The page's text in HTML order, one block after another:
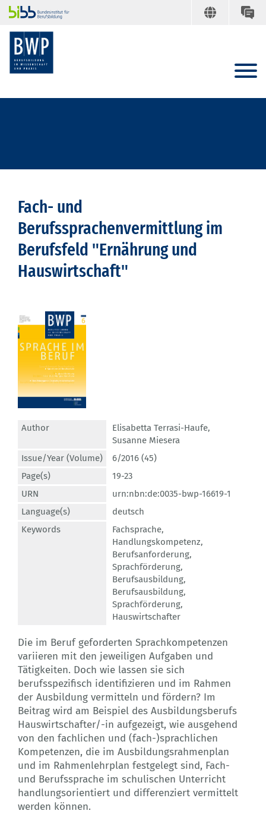
Fach- und
Berufssprachenvermittlung im
Berufsfeld "Ernährung und
Hauswirtschaft"
Author Elisabetta Terrasi-Haufe,
Susanne Miesera
Issue/Year (Volume)
6/2016 (45)
Page(s)
19-23
URN
urn:nbn:de:0035-bwp-16619-1
Language(s)
deutsch
Keywords
Fachsprache,
Handlungskompetenz,
Berufsanforderung,
Sprachförderung,
Berufsausbildung,
Berufsausbildung,
Sprachförderung,
Hauswirtschafter
Die im Beruf geforderten Sprachkompetenzen
variieren mit den jeweiligen Aufgaben und
Tätigkeiten. Doch wie lassen sie sich
berufsspezifisch identifizieren und im Rahmen
der Ausbildung vermitteln und fördern? Im
Beitrag wird am Beispiel des Ausbildungsberufs
Hauswirtschafter/-in aufgezeigt, wie ausgehend
von den fachlichen und (fach-)sprachlichen
Kompetenzen, die im Ausbildungsrahmenplan
und im Rahmenlehrplan festgelegt sind, Fach-
und Berufssprache im schulischen Unterricht
handlungsorientiert und differenziert vermittelt
werden können.